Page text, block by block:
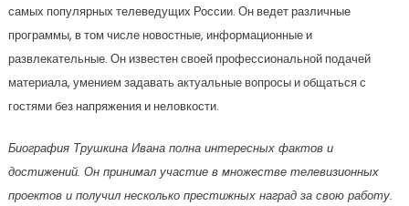
самых популярных телеведущих России. Он ведет различные
программы, в том числе новостные, информационные и
развлекательные. Он известен своей профессиональной подачей
материала, умением задавать актуальные вопросы и общаться с
гостями без напряжения и неловкости.
Биография Трушкина Ивана полна интересных фактов и
достижений. Он принимал участие в множестве телевизионных
проектов и получил несколько престижных наград за свою работу.